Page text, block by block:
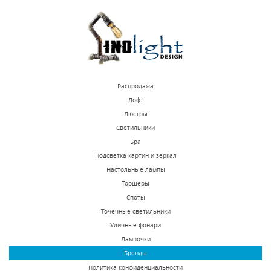
Распродажа
Лофт
Люстры
Светильники
Бра
Подсветка картин и зеркал
Настольные лампы
Торшеры
Споты
Точечные светильники
Уличные фонари
Лампочки
Бренды
Политика конфиденциальности